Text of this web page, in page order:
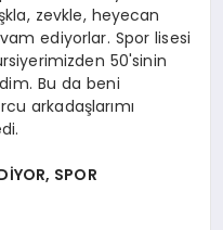
zevkle, heyecan
ediyorlar. Spor lisesi
50'sinin
Bu da beni
arkadaşlarımı
SPOR